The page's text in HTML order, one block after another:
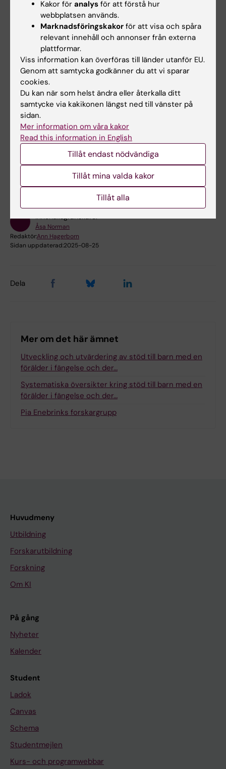
Publicerade artiklar
Mer om utvärderingens resultat kan du läsa
om i de publicerade artiklarna:
Effekter av insatser
Föräldrars upplevelse av deltagande
Personals upplevelse av genomförande
Hade du nytta av informationen på denna sida?
Yes
Innehållsgranskare:
Åsa Norman
Redaktör:Ann Hagerborn
Sidan uppdaterad:2025-08-25
Dela
Mer om det här ämnet
Utveckling och utvärdering av stöd till barn med en
förälder i fängelse och der…
Systematiska översikter kring stöd till barn med en
förälder i fängelse och der…
Pia Enebrinks forskargrupp
Huvudmeny
Utbildning
Forskarutbildning
Forskning
Om KI
På gång
Nyheter
Kalender
Student
Ladok
Canvas
Schema
Studentmejlen
Kurs- och programwebbar
Kakor för analys för att förstå hur
webbplatsen används.
Marknadsföringskakor för att visa och spåra
relevant innehåll och annonser från externa
plattformar.
Viss information kan överföras till länder utanför EU.
Genom att samtycka godkänner du att vi sparar
cookies.
Du kan när som helst ändra eller återkalla ditt
samtycke via kakikonen längst ned till vänster på
sidan.
Mer information om våra kakor
Read this information in English
Tillåt endast nödvändiga
Tillåt mina valda kakor
Tillåt alla